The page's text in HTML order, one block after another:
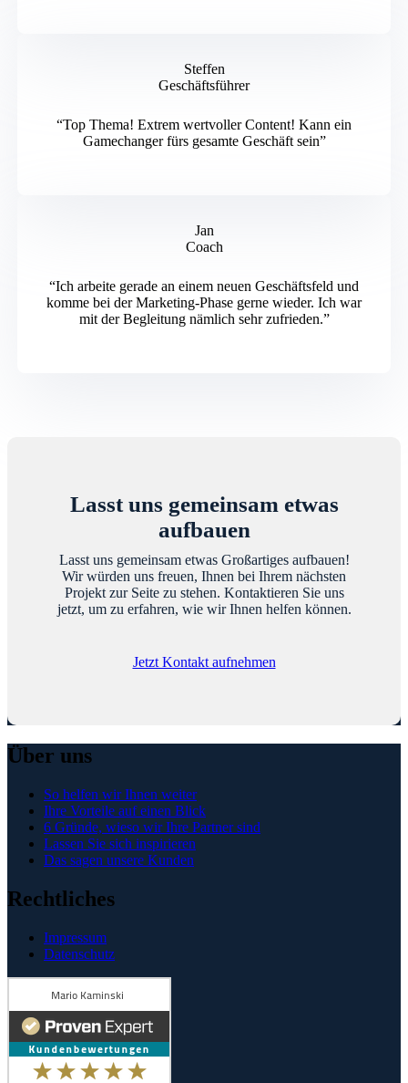
Steffen
Geschäftsführer
“Top Thema! Extrem wertvoller Content! Kann ein
Gamechanger fürs gesamte Geschäft sein”
Jan
Coach
“Ich arbeite gerade an einem neuen Geschäftsfeld und
komme bei der Marketing-Phase gerne wieder. Ich war
mit der Begleitung nämlich sehr zufrieden.”
Lasst uns gemeinsam etwas
aufbauen
Lasst uns gemeinsam etwas Großartiges aufbauen!
Wir würden uns freuen, Ihnen bei Ihrem nächsten
Projekt zur Seite zu stehen. Kontaktieren Sie uns
jetzt, um zu erfahren, wie wir Ihnen helfen können.
Jetzt Kontakt aufnehmen
Über uns
So helfen wir Ihnen weiter
Ihre Vorteile auf einen Blick
6 Gründe, wieso wir Ihre Partner sind
Lassen Sie sich inspirieren
Das sagen unsere Kunden
Rechtliches
Impressum
Datenschutz